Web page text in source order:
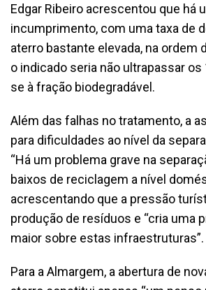
Edgar Ribeiro acrescentou que há
incumprimento, com uma taxa de
aterro bastante elevada, na ordem
o indicado seria não ultrapassar os
se à fração biodegradável.
Além das falhas no tratamento, a
para dificuldades ao nível da
“Há um problema grave na
baixos de reciclagem a nível
acrescentando que a pressão
produção de resíduos e “cria uma
maior sobre estas infraestruturas”.
Para a Almargem, a abertura de